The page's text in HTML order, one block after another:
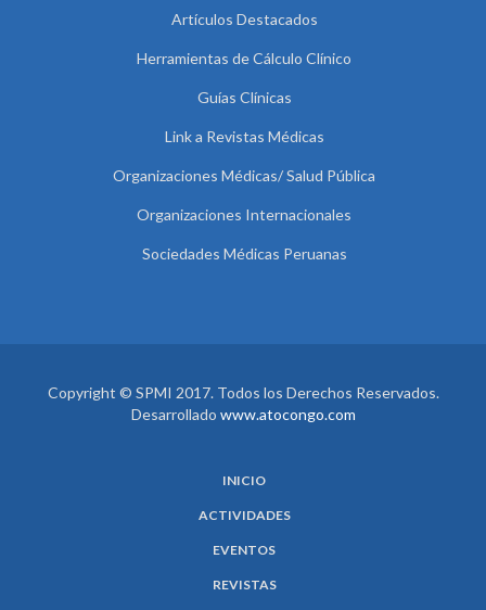
Artículos Destacados
Herramientas de Cálculo Clínico
Guías Clínicas
Link a Revistas Médicas
Organizaciones Médicas/ Salud Pública
Organizaciones Internacionales
Sociedades Médicas Peruanas
Copyright © SPMI 2017. Todos los Derechos Reservados.
Desarrollado www.atocongo.com
INICIO
ACTIVIDADES
EVENTOS
REVISTAS